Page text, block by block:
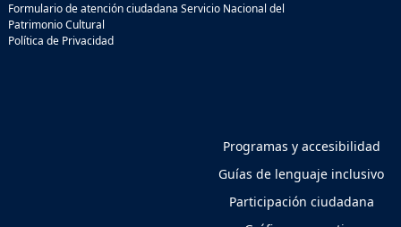
Formulario de atención ciudadana Servicio Nacional del
Patrimonio Cultural
Política de Privacidad
Programas y accesibilidad
Guías de lenguaje inclusivo
Participación ciudadana